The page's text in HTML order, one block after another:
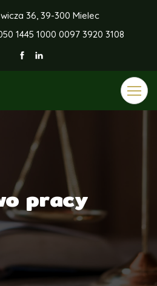
36, 39-300 Mielec
1445 1000 0097 3920 3108
Toggle
pracy